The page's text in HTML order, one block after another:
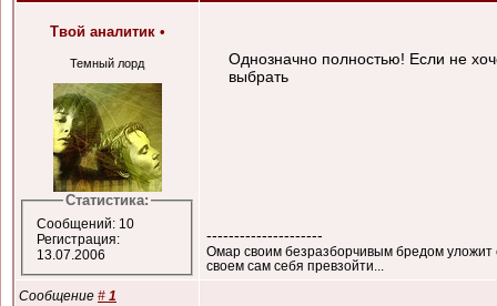
Твой аналитик •
Темный лорд
Статистика:
Сообщений: 10
Регистрация:
13.07.2006
Однозначно полностью! Если не
выбрать
---------------------
Омар своим безразборчивым бредом уложит
своем сам себя превзойти...
Сообщение # 1